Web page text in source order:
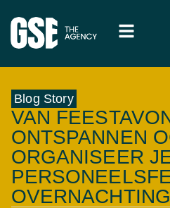
Blog Story
VAN
ONTSPANNEN
ORGANISEER
OVERNACHTING